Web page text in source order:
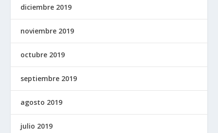
diciembre 2019
noviembre 2019
octubre 2019
septiembre 2019
agosto 2019
julio 2019